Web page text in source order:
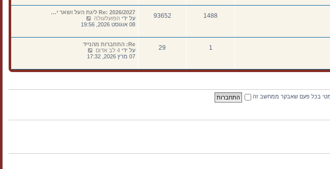
נ
ה
ה
א
ח
ר
נ
ה
ב
ה
ו
ד
ע
א
ח
ר
נ
1488
93652
Re: 2026/2027 ליגת העל ושאר י…
על ידי הפועלעולה
פ
ב
ה
ו
ה
ר
08 אוגוסט 2026, 19:56
1
29
Re: התחברות מהנייד
על ידי 4 לב אדום
ב
ה
07 מרץ 2026, 17:32
בכל פעם שאבקר ממחשב זה